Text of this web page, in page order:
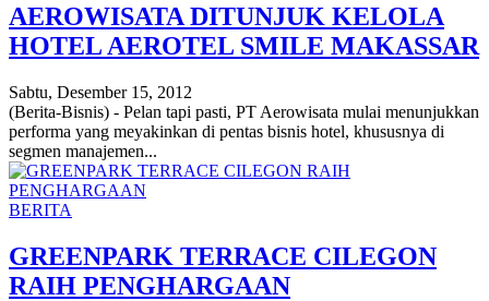
AEROWISATA DITUNJUK KELOLA
HOTEL AEROTEL SMILE MAKASSAR
Sabtu, Desember 15, 2012
(Berita-Bisnis) - Pelan tapi pasti, PT Aerowisata mulai menunjukkan
performa yang meyakinkan di pentas bisnis hotel, khususnya di
segmen manajemen...
BERITA
GREENPARK TERRACE CILEGON
RAIH PENGHARGAAN